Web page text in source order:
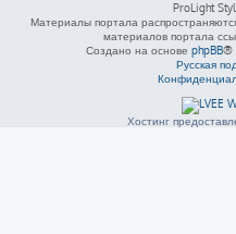
ProLight
Материалы портала
материалов портала
Создано на основе phpBB®
Русская
Хостинг